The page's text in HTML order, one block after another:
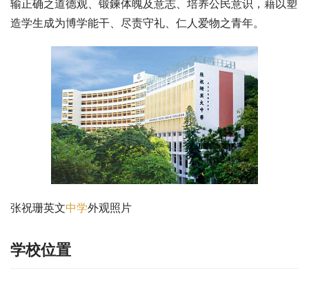
输正确之道德观、锻鍊体魄及意志、培养公民意识，藉以塑
造学生成为博学能干、尽责守礼、仁人爱物之青年。
张祝珊英文中学外观照片
学校位置